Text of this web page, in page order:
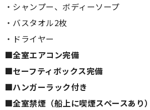
・シャンプー、ボディーソープ
・バスタオル2枚
・ドライヤー
■全室エアコン完備
■セーフティボックス完備
■ハンガーラック付き
■全室禁煙（船上に喫煙スペースあり）